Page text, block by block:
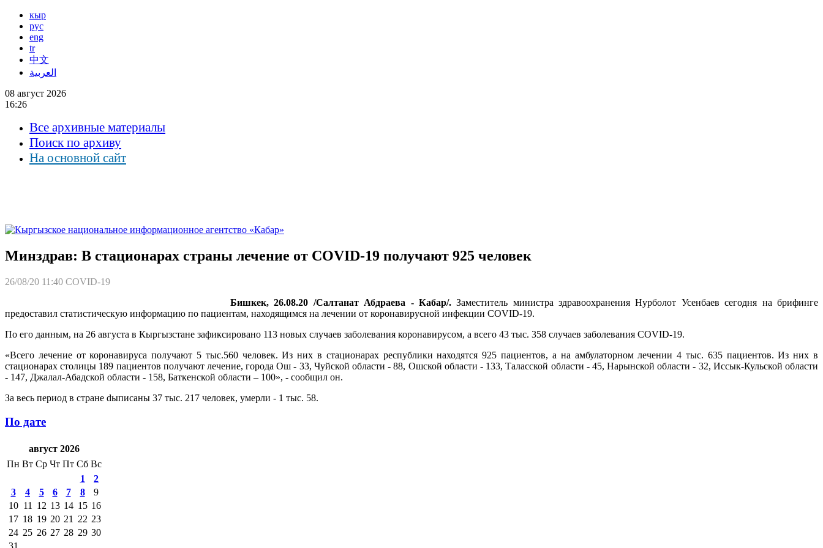
кыр
рус
eng
tr
中文
العربية
08 август 2026
16:26
Все архивные материалы
Поиск по архиву
На основной сайт
Минздрав: В стационарах страны лечение от COVID-19 получают 925 человек
26/08/20 11:40 COVID-19
Бишкек, 26.08.20 /Салтанат Абдраева - Кабар/.Заместитель министра здравоохранения Нурболот Усенбаев сегодня на брифинге
предоставил статистическую информацию по пациентам, находящимся на лечении от коронавирусной инфекции COVID-19.
По его данным, на 26 августа в Кыргызстане зафиксировано 113 новых случаев заболевания коронавирусом, а всего 43 тыс. 358 случаев заболевания COVID-19.
«Всего лечение от коронавируса получают 5 тыс.560 человек. Из них в стационарах республики находятся 925 пациентов, а на амбулаторном лечении 4 тыс. 635 пациентов. Из них в
стационарах столицы 189 пациентов получают лечение, города Ош - 33, Чуйской области - 88, Ошской области - 133, Таласской области - 45, Нарынской области - 32, Иссык-Кульской области
- 147, Джалал-Абадской области - 158, Баткенской области – 100», - сообщил он.
За весь период в стране dыписаны 37 тыс. 217 человек, умерли - 1 тыс. 58.
По дате
август 2026
Пн Вт Ср Чт Пт Сб Вс
1
2
3
4 5 6 7 8
9
10 11 12 13 14 15 16
17 18 19 20 21 22 23
24 25 26 27 28 29 30